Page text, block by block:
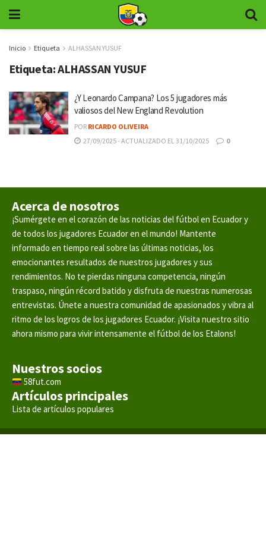
Inicio Etiqueta ALHASSAN YUSUF
Etiqueta:ALHASSAN YUSUF
¿Y Leonardo Campana? Los 5 jugadores más
valiosos del New England Revolution
POR RICARDO OLIVEIRA
27/09/2025 - ACTUALIZADO EL 31/10/2025
0
Acerca de nosotros
¡Sumérgete en el corazón de las noticias del fútbol en Ecuador y
de todos los jugadores Ecuador en el mundo! Mantente
informado en tiempo real sobre las últimas noticias, los
emocionantes resultados de nuestros jugadores y sus
rendimientos. No te pierdas ninguna competencia, ningún
traspaso, ningún récord batido y disfruta de nuestras numerosas
entrevistas. Únete a nuestra comunidad de apasionados y vibra al
ritmo de los logros de los jugadores Ecuador. ¡Visita nuestro sitio
ahora mismo para vivir intensamente el fútbol de los Etalons!
Nuestros socios
58fut.com
Artículos principales
Lista de artículos populares